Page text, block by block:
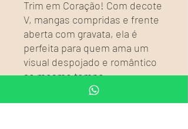
Trim em Coração! Com decote
V, mangas compridas e frente
aberta com gravata, ela é
perfeita para quem ama um
visual despojado e romântico
ao mesmo tempo.
Feita para mulheres que
gostam de se destacar com